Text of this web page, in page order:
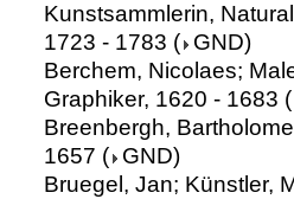
Kunstsammlerin,
1723 - 1783 ( GND)
Berchem, Nicolaes;
Graphiker, 1620 - 1683 (
Breenbergh,
1657 ( GND)
Bruegel, Jan; Künstler,